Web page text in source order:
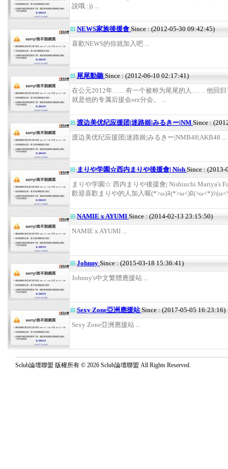
說哦 :)) ...
NEWS家族後援會 Since : (2012-05-30 09:42:45)
喜歡NEWS的你就加入吧 ...
尾尾動聽Since : (2012-06-10 02:17:41)
在公元2012年……有一个被称为尾尾的人…… 他回归
就是他的专属后援会orz分会。 ...
渡边美优纪应援团|迷路姬|みるきー|NM Since :
渡边美优纪应援团|迷路姬|みるきー|NMB48|AKB48 ...
まりや学園☆西内まりや後援會| Nish Since :
まりや学園☆ 西内まりや後援會| Nishiuchi Mariya's
歡迎喜歡まりや的人加入喔(*>ω)ﾖ(*>ω<)ﾛ(>ω<*)ｼ
NAMIE x AYUMI Since : (2014-02-13 23:15:50)
NAMIE x AYUMI ...
Johnny Since : (2015-03-18 15:36:41)
Johnny's中文繁體應援站 ...
Sexy Zone亞洲應援站Since : (2017-05-05 16:23:16)
Sexy Zone亞洲應援站 ...
Sclub論壇聯盟 版權所有 © 2026 Sclub論壇聯盟 All Rights Reserved.